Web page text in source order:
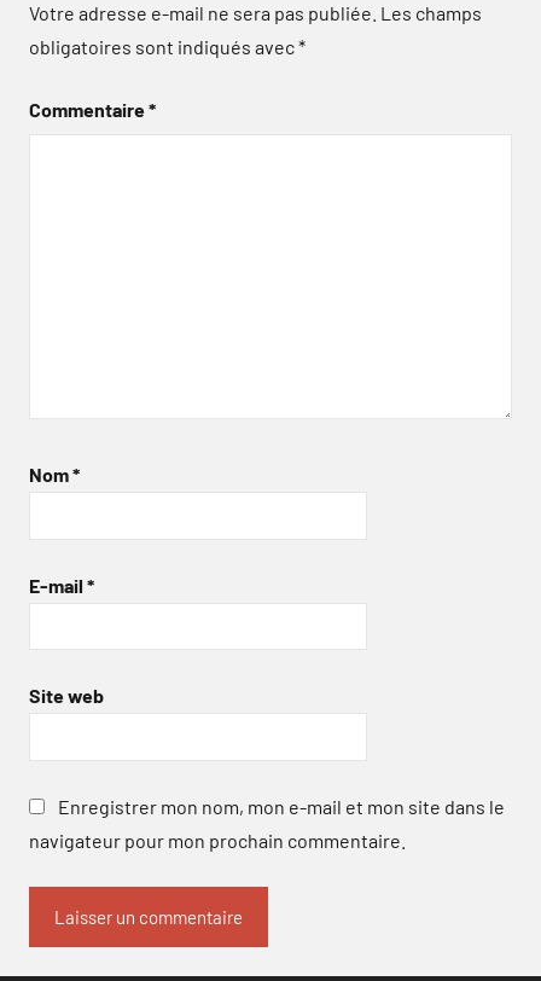
Votre adresse e-mail ne sera pas publiée. Les champs
obligatoires sont indiqués avec*
Commentaire*
Nom*
E-mail *
Site web
Enregistrer mon nom, mon e-mail et mon site dans le
navigateur pour mon prochain commentaire.